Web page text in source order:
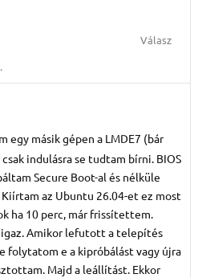
Válasz
egy másik gépen a LMDE7 (bár
indulásra se tudtam bírni. BIOS
Secure Boot-al és nélküle
az Ubuntu 26.04-et ez most
ha 10 perc, már frissítettem.
Amikor lefutott a telepítés
folytatom e a kipróbálást vagy újra
Majd a leállítást. Ekkor